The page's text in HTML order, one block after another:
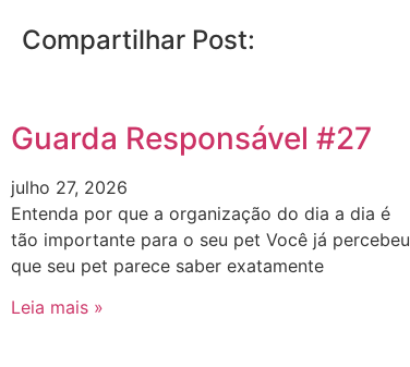
Compartilhar Post:
Guarda Responsável #27
julho 27, 2026
Entenda por que a organização do dia a dia é
tão importante para o seu pet Você já percebeu
que seu pet parece saber exatamente
Leia mais »